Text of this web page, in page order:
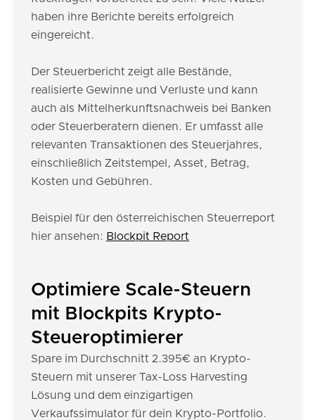
haben ihre Berichte bereits erfolgreich
eingereicht.
Der Steuerbericht zeigt alle Bestände,
realisierte Gewinne und Verluste und kann
auch als Mittelherkunftsnachweis bei Banken
oder Steuerberatern dienen. Er umfasst alle
relevanten Transaktionen des Steuerjahres,
einschließlich Zeitstempel, Asset, Betrag,
Kosten und Gebühren.
Beispiel für den österreichischen Steuerreport
hier ansehen: Blockpit Report
Optimiere Scale-Steuern
mit Blockpits Krypto-
Steueroptimierer
Spare im Durchschnitt 2.395€ an Krypto-
Steuern mit unserer Tax-Loss Harvesting
Lösung und dem einzigartigen
Verkaufssimulator für dein Krypto-Portfolio.